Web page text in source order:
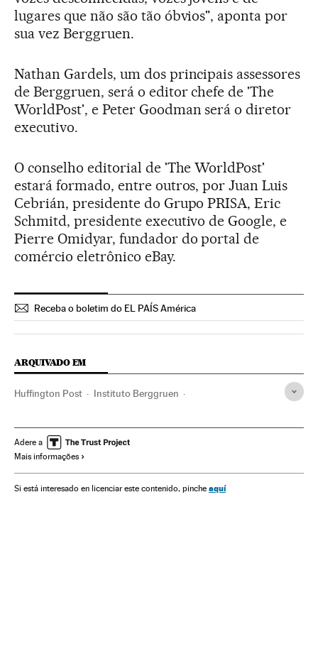
lugares que não são tão óbvios", aponta por
sua vez Berggruen.
Nathan Gardels, um dos principais assessores
de Berggruen, será o editor chefe de 'The
WorldPost', e Peter Goodman será o diretor
executivo.
O conselho editorial de 'The WorldPost'
estará formado, entre outros, por Juan Luis
Cebrián, presidente do Grupo PRISA, Eric
Schmitd, presidente executivo de Google, e
Pierre Omidyar, fundador do portal de
comércio eletrônico eBay.
Receba o boletim do EL PAÍS América
ARQUIVADO EM
Huffington Post Instituto Berggruen
Ciências políticas Imprensa
Comunicação
Adere a
Mais informações
Si está interesado en licenciar este contenido, pinche aquí